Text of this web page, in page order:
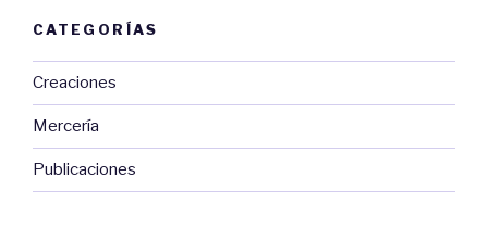
CATEGORÍAS
Creaciones
Mercería
Publicaciones